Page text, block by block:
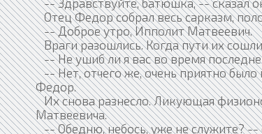
Отец Федор собрал весь сарказм,
-- Доброе утро, Ипполит Матвеевич.
Враги разошлись. Когда пути их
-- Не ушиб ли я вас во время
-- Нет, отчего же, очень приятно
Федор.
Их снова разнесло. Ликующая
Матвеевича.
-- Обедню, небось, уже не служите? --